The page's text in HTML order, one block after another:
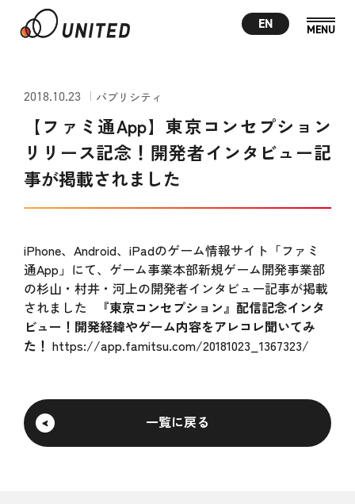
EN
2018.10.23 パブリシティ
【ファミ通App】東京コンセプション
リリース記念！開発者インタビュー記
事が掲載されました
iPhone、Android、iPadのゲーム情報サイト「ファミ
通App」にて、ゲーム事業本部新規ゲーム開発事業部
の杉山・村井・河上の開発者インタビュー記事が掲載
されました
『東京コンセプション』配信記念インタ
ビュー！開発経緯やゲーム内容をアレコレ聞いてみ
た！ https://app.famitsu.com/20181023_1367323/
一覧に戻る